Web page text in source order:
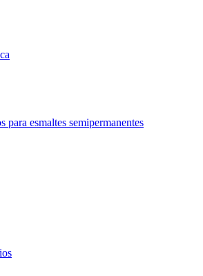
para esmaltes semipermanentes